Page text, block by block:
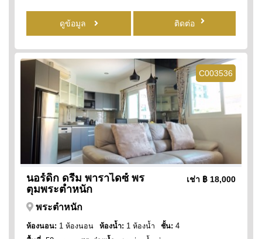
ดูข้อมูล ติดต่อ
C003536
นอร์ดิก ดรีม พาราไดซ์ พร
ตุมพระตำหนัก
เช่า ฿ 18,000
พระตำหนัก
ห้องนอน: 1 ห้องนอน ห้องน้ำ: 1 ห้องน้ำ ชั้น: 4